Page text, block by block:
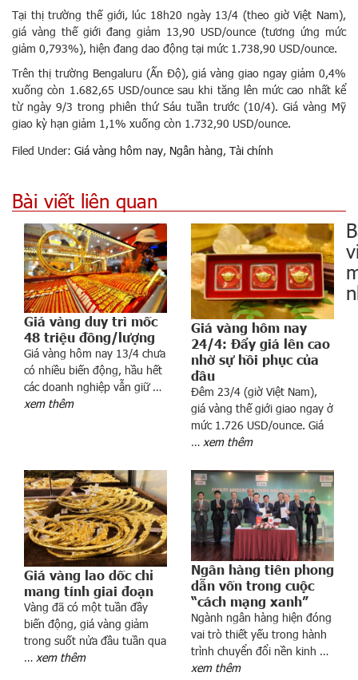
Tại thị trường thế giới, lúc 18h20 ngày 13/4 (theo giờ Việt Nam),
giá vàng thế giới đang giảm 13,90 USD/ounce (tương ứng mức
giảm 0,793%), hiện đang dao động tại mức 1.738,90 USD/ounce.
Trên thị trường Bengaluru (Ấn Độ), giá vàng giao ngay giảm 0,4%
xuống còn 1.682,65 USD/ounce sau khi tăng lên mức cao nhất kể
từ ngày 9/3 trong phiên thứ Sáu tuần trước (10/4). Giá vàng Mỹ
giao kỳ hạn giảm 1,1% xuống còn 1.732,90 USD/ounce.
Filed Under: Giá vàng hôm nay, Ngân hàng, Tài chính
Bài viết liên quan
Giá vàng duy trì mốc
48 triệu đồng/lượng
Giá vàng hôm nay 13/4 chưa
có nhiều biến động, hầu hết
các doanh nghiệp vẫn giữ …
xem thêm
Giá vàng hôm nay
24/4: Đẩy giá lên cao
nhờ sự hồi phục của
dầu
Đêm 23/4 (giờ Việt Nam),
giá vàng thế giới giao ngay ở
mức 1.726 USD/ounce. Giá
… xem thêm
Giá vàng lao dốc chỉ
mang tính giai đoạn
Vàng đã có một tuần đầy
biến động, giá vàng giảm
trong suốt nửa đầu tuần qua
… xem thêm
Ngân hàng tiên phong
dẫn vốn trong cuộc
“cách mạng xanh”
Ngành ngân hàng hiện đóng
vai trò thiết yếu trong hành
trình chuyển đổi nền kinh …
xem thêm